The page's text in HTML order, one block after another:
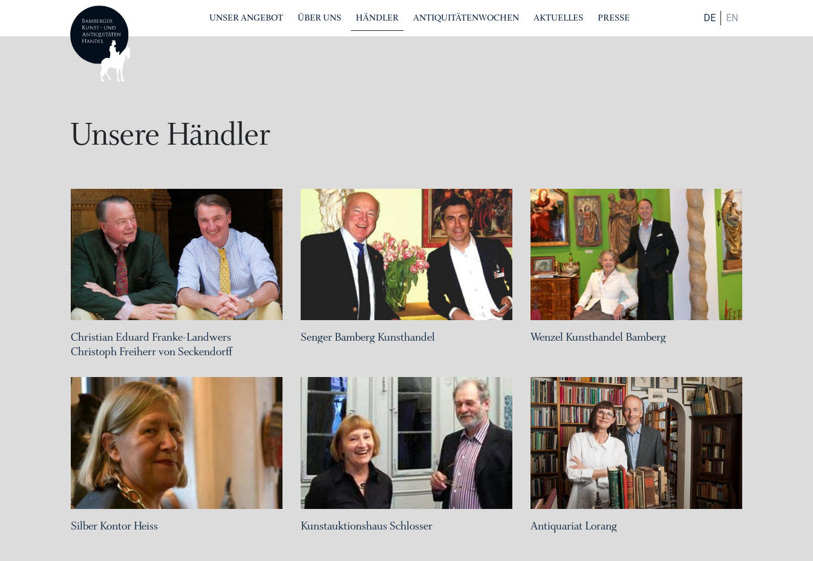
UNSER ANGEBOT ÜBER UNS HÄNDLER ANTIQUITÄTENWOCHEN AKTUELLES PRESSE DE EN
Unsere Händler
Christian Eduard Franke-Landwers
Christoph Freiherr von Seckendorff
Senger Bamberg Kunsthandel Wenzel Kunsthandel Bamberg
Silber Kontor Heiss Kunstauktionshaus Schlosser Antiquariat Lorang